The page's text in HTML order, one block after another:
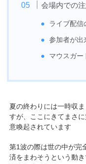
会場内での
ライブ配信
参加者が出
マウスガー
夏の終わりには一時収
すが、ここにきてまさ
意喚起されています
第1波の際は世の中が完
済をまわそうという動